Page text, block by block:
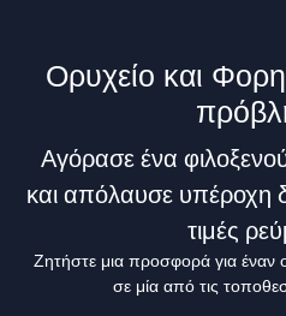
Ορυχείο και
Αγόρασε ένα
και απόλαυσε υπέροχη
τιμές
Ζητήστε μια προσφορά για
σε μία από τις